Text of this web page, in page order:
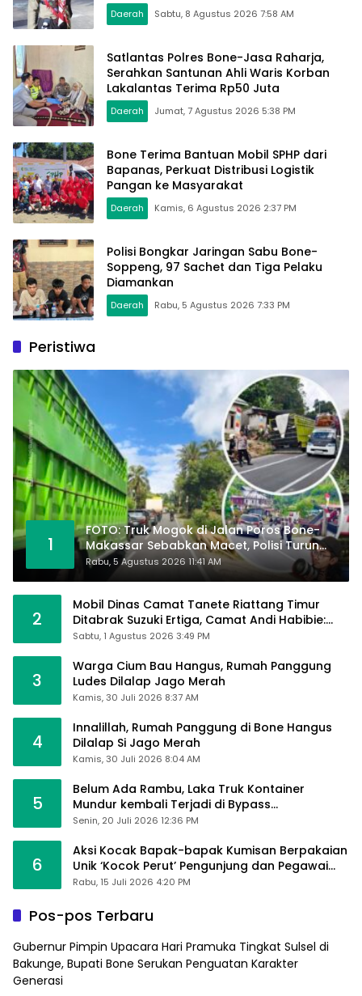
Daerah Sabtu, 8 Agustus 2026 7:58 AM
Satlantas Polres Bone-Jasa Raharja,
Serahkan Santunan Ahli Waris Korban
Lakalantas Terima Rp50 Juta
Daerah Jumat, 7 Agustus 2026 5:38 PM
Bone Terima Bantuan Mobil SPHP dari
Bapanas, Perkuat Distribusi Logistik
Pangan ke Masyarakat
Daerah Kamis, 6 Agustus 2026 2:37 PM
Polisi Bongkar Jaringan Sabu Bone-
Soppeng, 97 Sachet dan Tiga Pelaku
Diamankan
Daerah Rabu, 5 Agustus 2026 7:33 PM
Peristiwa
1
FOTO: Truk Mogok di Jalan Poros Bone-
Makassar Sebabkan Macet, Polisi Turun
Tangan
Rabu, 5 Agustus 2026 11:41 AM
2
Mobil Dinas Camat Tanete Riattang Timur
Ditabrak Suzuki Ertiga, Camat Andi Habibie:
Alhamdulillah Saya Baik-Baik Saja
Sabtu, 1 Agustus 2026 3:49 PM
3
Warga Cium Bau Hangus, Rumah Panggung
Ludes Dilalap Jago Merah
Kamis, 30 Juli 2026 8:37 AM
4
Innalillah, Rumah Panggung di Bone Hangus
Dilalap Si Jago Merah
Kamis, 30 Juli 2026 8:04 AM
5
Belum Ada Rambu, Laka Truk Kontainer
Mundur kembali Terjadi di Bypass
Sumpallabbu
Senin, 20 Juli 2026 12:36 PM
6
Aksi Kocak Bapak-bapak Kumisan Berpakaian
Unik ‘Kocok Perut’ Pengunjung dan Pegawai
Alfamart, Ngaku Aktifkan Layar Sentuh Atm
Rabu, 15 Juli 2026 4:20 PM
Pos-pos Terbaru
Gubernur Pimpin Upacara Hari Pramuka Tingkat Sulsel di
Bakunge, Bupati Bone Serukan Penguatan Karakter
Generasi